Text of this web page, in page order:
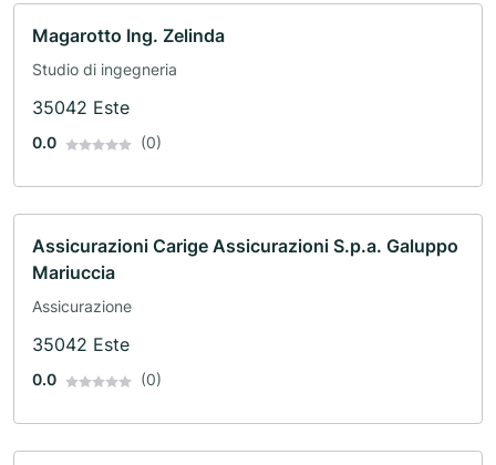
Magarotto Ing. Zelinda
Studio di ingegneria
35042 Este
0.0 (0)
Assicurazioni Carige Assicurazioni S.p.a. Galuppo
Mariuccia
Assicurazione
35042 Este
0.0 (0)